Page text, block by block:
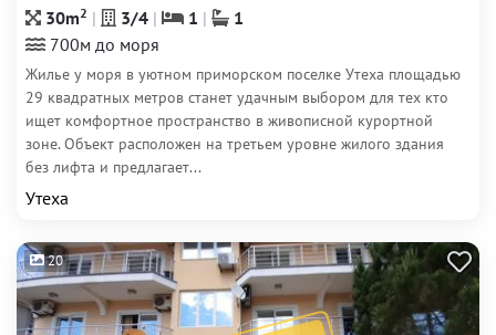
30m2 3/4 1
1
700м до моря
Жилье у моря в уютном приморском поселке Утеха площадью
29 квадратных метров станет удачным выбором для тех кто
ищет комфортное пространство в живописной курортной
зоне. Объект расположен на третьем уровне жилого здания
без лифта и предлагает...
Утеха
20